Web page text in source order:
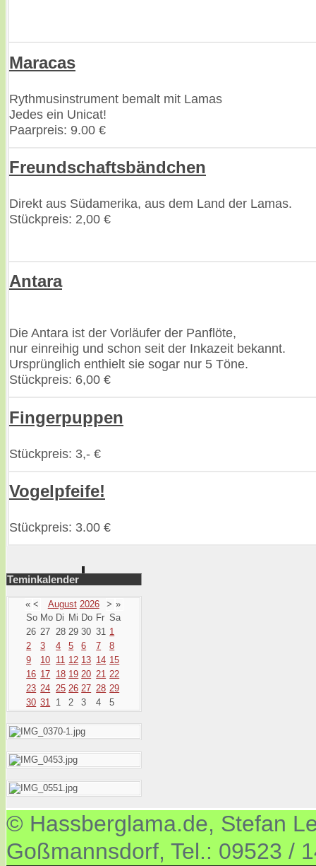
Maracas
Rythmusinstrument bemalt mit Lamas
Jedes ein Unicat!
Paarpreis: 9.00 €
Freundschaftsbändchen
Direkt aus Südamerika, aus dem Land der Lamas.
Stückpreis: 2,00 €
Antara
Die Antara ist der Vorläufer der Panflöte,
nur einreihig und schon seit der Inkazeit bekannt.
Ursprünglich enthielt sie sogar nur 5 Töne.
Stückpreis: 6,00 €
Fingerpuppen
Stückpreis: 3,- €
Vogelpfeife!
Stückpreis: 3.00 €
Teminkalender
« < August 2026 > »
So Mo Di Mi Do Fr Sa
26 27 28 29 30 31 1
2
3 4 5 6 7
8
9
10 11 12 13 14 15
16 17 18 19 20 21 22
23 24 25 26 27 28 29
30 31 1 2 3 4 5
© Hassberglama.de, Stefan
Goßmannsdorf, Tel.: 09523 /